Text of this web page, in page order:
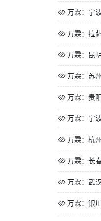
万霖：宁
万霖：拉
万霖：昆
万霖：苏
万霖：贵
万霖：宁
万霖：杭
万霖：长
万霖：武
万霖：银